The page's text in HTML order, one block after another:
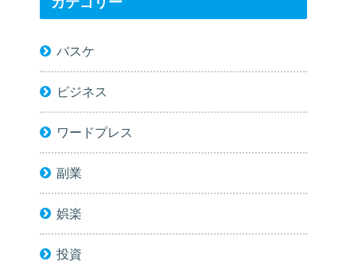
バスケ
ビジネス
ワードプレス
副業
娯楽
投資